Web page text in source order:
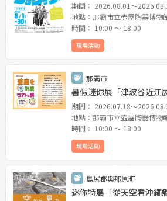
期間： 2026.08.01〜
地點：那霸市立壺屋陶器博物
時間： 10:00 〜 18:00
現場活動
那霸市
暑假迷你展「津波谷近江
期間： 2026.07.18〜
地點：那霸市立壺屋陶器博物
時間： 10:00 〜 18:00
現場活動
島尻郡與那原町
迷你特展「從天空看沖繩